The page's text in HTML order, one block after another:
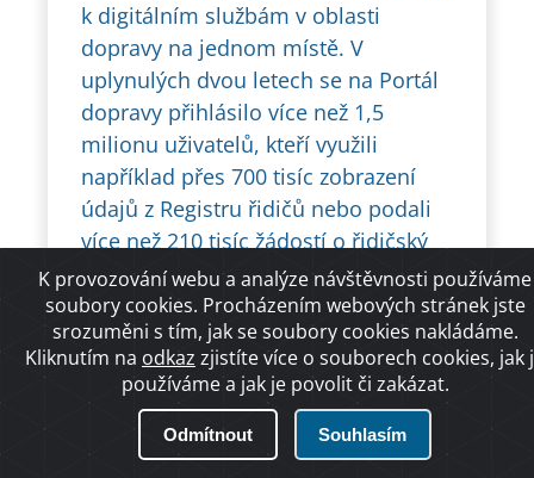
k digitálním službám v oblasti
dopravy na jednom místě. V
uplynulých dvou letech se na Portál
dopravy přihlásilo více než 1,5
milionu uživatelů, kteří využili
například přes 700 tisíc zobrazení
údajů z Registru řidičů nebo podali
více než 210 tisíc žádostí o řidičský
průkaz.
K provozování webu a analýze návštěvnosti používáme
soubory cookies. Procházením webových stránek jste
srozuměni s tím, jak se soubory cookies nakládáme.
Kliknutím na odkaz zjistíte více o souborech cookies, jak
používáme a jak je povolit či zakázat.
Odmítnout Souhlasím